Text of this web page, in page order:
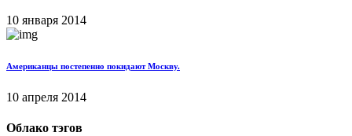
10 января 2014
Американцы постепенно покидают Москву.
10 апреля 2014
Облако тэгов